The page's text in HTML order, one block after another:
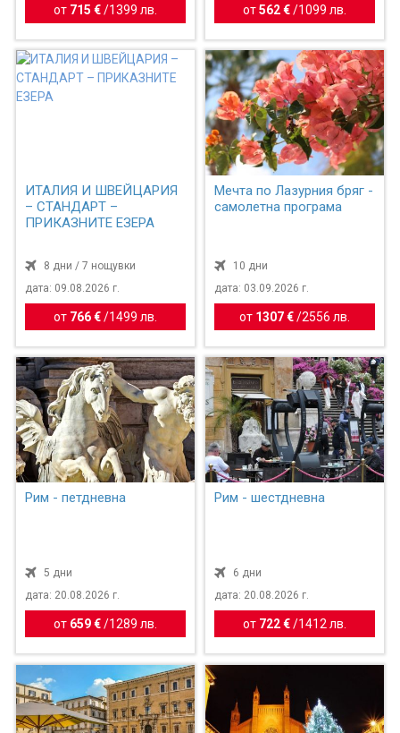
от 715 € / 1399 лв. от562 €/ 1099 лв.
ИТАЛИЯ И ШВЕЙЦАРИЯ
– СТАНДАРТ –
ПРИКАЗНИТЕ ЕЗЕРА
8 дни / 7 нощувки
дата: 09.08.2026 г.
от 766 € / 1499 лв.
Мечта по Лазурния бряг -
самолетна програма
10 дни
дата: 03.09.2026 г.
от 1307 €/2556 лв.
Рим - петдневна
5 дни
дата: 20.08.2026 г.
от 659 € / 1289 лв.
Рим - шестдневна
6 дни
дата: 20.08.2026 г.
от 722 €/ 1412 лв.